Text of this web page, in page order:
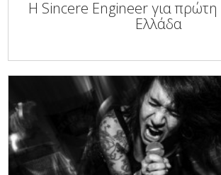
Η Sincere Engineer για
Ελλάδα